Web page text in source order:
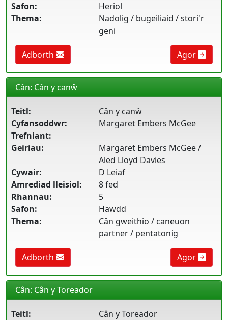
Safon:
Heriol
Thema:
Nadolig / bugeiliaid / stori'r
geni
Adborth Agor
Cân: Cân y canŵ
Teitl:
Cân y canŵ
Cyfansoddwr:
Margaret Embers McGee
Trefniant:
Geiriau:
Margaret Embers McGee /
Aled Lloyd Davies
Cywair:
D Leiaf
Amrediad lleisiol:
8 fed
Rhannau:
5
Safon:
Hawdd
Thema:
Cân gweithio / caneuon
partner / pentatonig
Adborth Agor
Cân: Cân y Toreador
Teitl:
Cân y Toreador